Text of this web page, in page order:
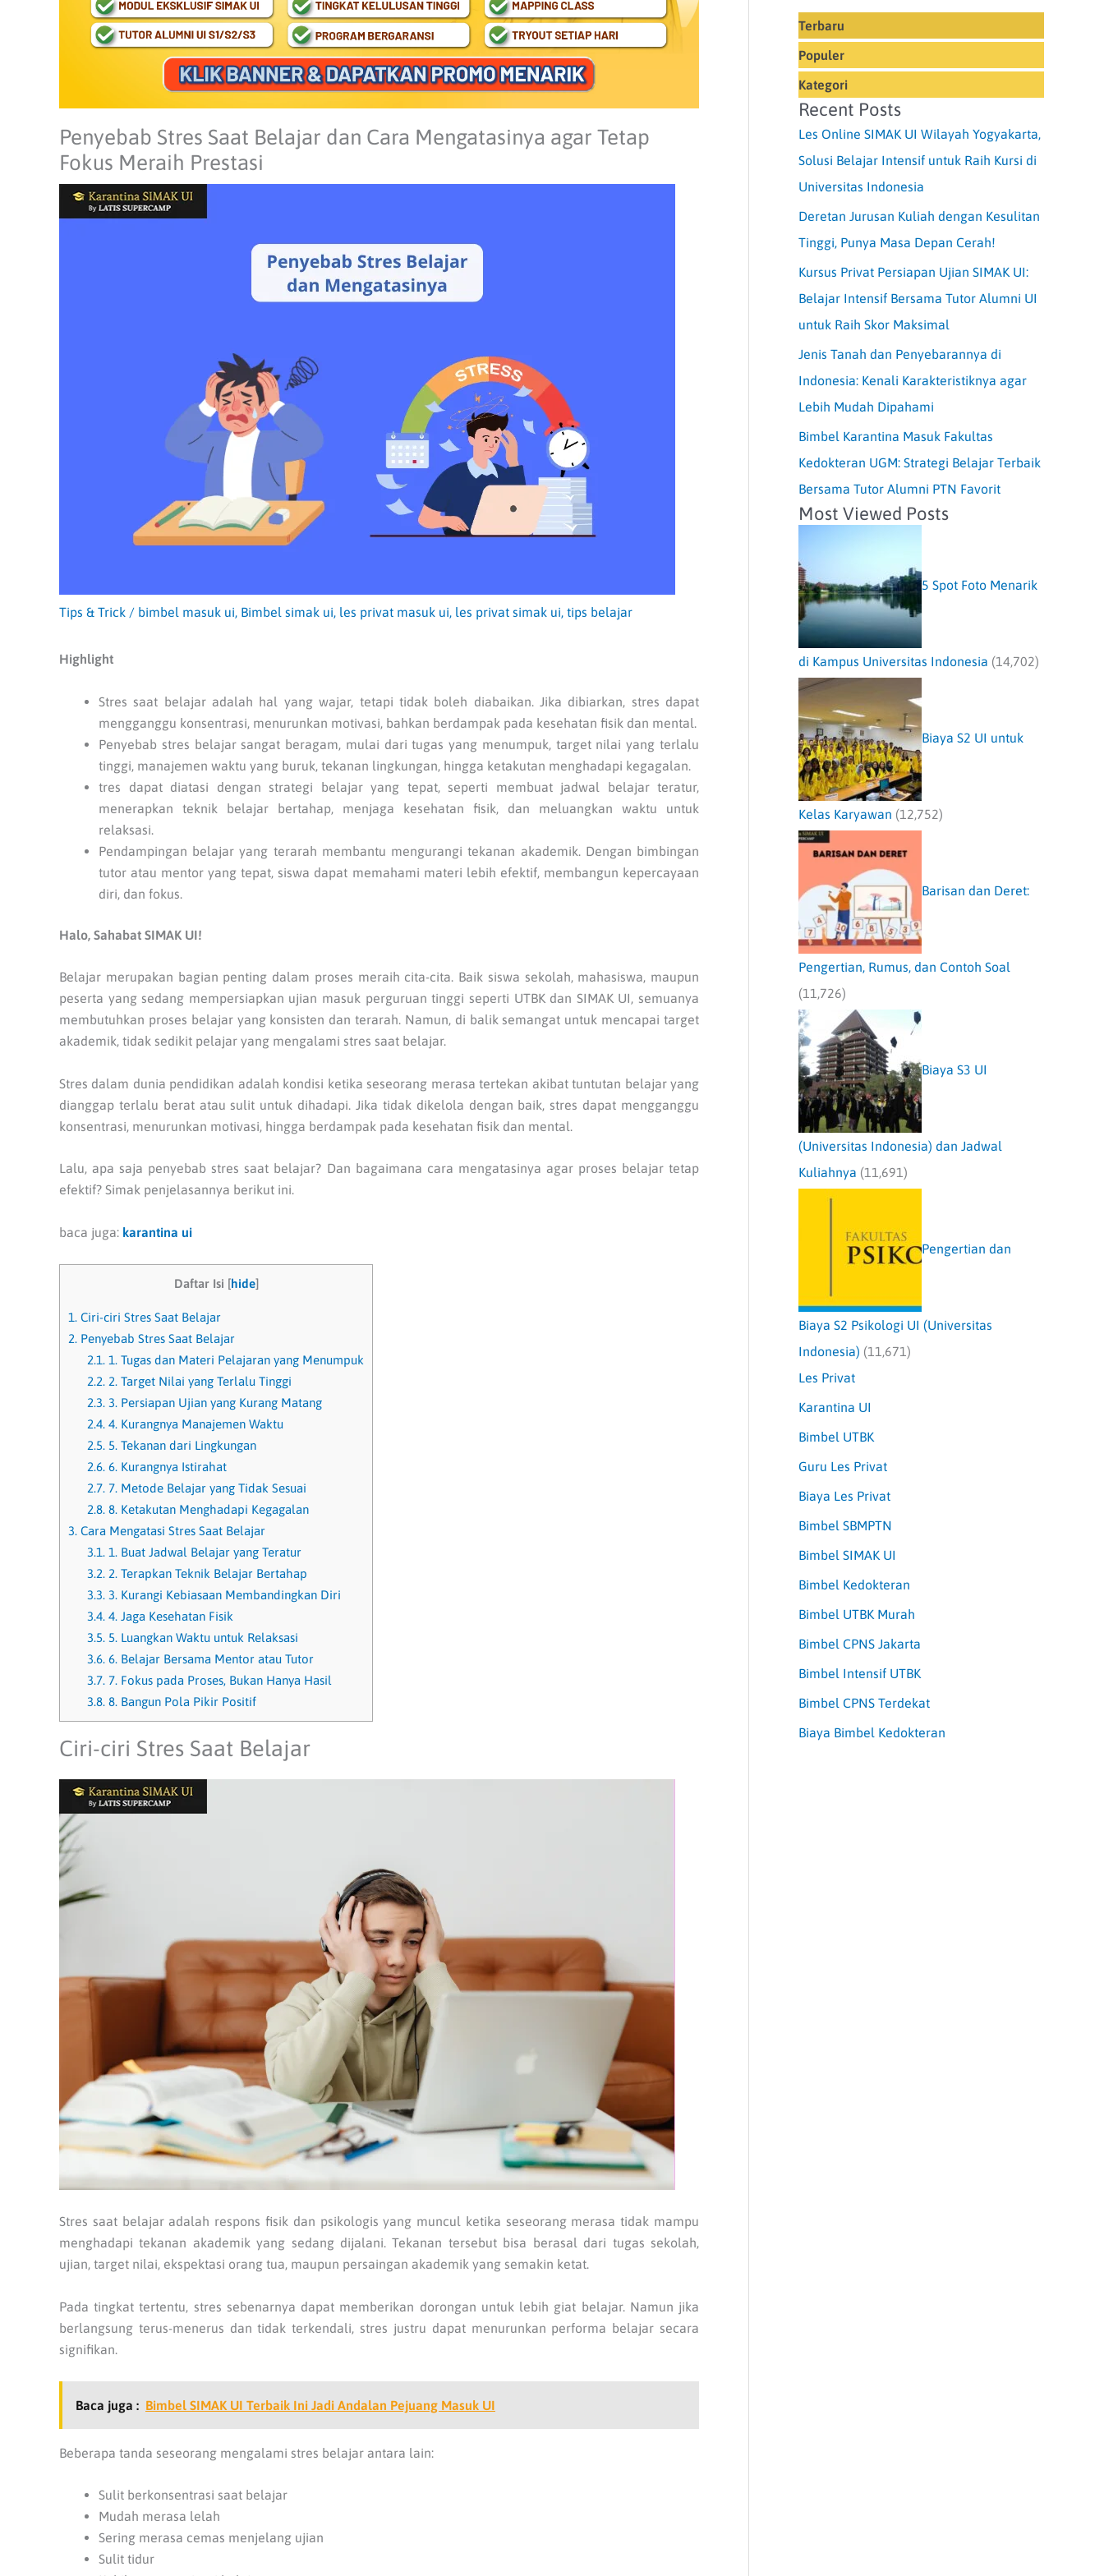
Penyebab Stres Saat Belajar dan Cara Mengatasinya agar Tetap
Fokus Meraih Prestasi
Tips & Trick / bimbel masuk ui, Bimbel simak ui, les privat masuk ui, les privat simak ui, tips belajar
Highlight
Stres saat belajar adalah hal yang wajar, tetapi tidak boleh diabaikan. Jika dibiarkan, stres dapat
mengganggu konsentrasi, menurunkan motivasi, bahkan berdampak pada kesehatan fisik dan mental.
Penyebab stres belajar sangat beragam, mulai dari tugas yang menumpuk, target nilai yang terlalu
tinggi, manajemen waktu yang buruk, tekanan lingkungan, hingga ketakutan menghadapi kegagalan.
tres dapat diatasi dengan strategi belajar yang tepat, seperti membuat jadwal belajar teratur,
menerapkan teknik belajar bertahap, menjaga kesehatan fisik, dan meluangkan waktu untuk
relaksasi.
Pendampingan belajar yang terarah membantu mengurangi tekanan akademik. Dengan bimbingan
tutor atau mentor yang tepat, siswa dapat memahami materi lebih efektif, membangun kepercayaan
diri, dan fokus.
Halo, Sahabat SIMAK UI!
Belajar merupakan bagian penting dalam proses meraih cita-cita. Baik siswa sekolah, mahasiswa, maupun
peserta yang sedang mempersiapkan ujian masuk perguruan tinggi seperti UTBK dan SIMAK UI, semuanya
membutuhkan proses belajar yang konsisten dan terarah. Namun, di balik semangat untuk mencapai target
akademik, tidak sedikit pelajar yang mengalami stres saat belajar.
Stres dalam dunia pendidikan adalah kondisi ketika seseorang merasa tertekan akibat tuntutan belajar yang
dianggap terlalu berat atau sulit untuk dihadapi. Jika tidak dikelola dengan baik, stres dapat mengganggu
konsentrasi, menurunkan motivasi, hingga berdampak pada kesehatan fisik dan mental.
Lalu, apa saja penyebab stres saat belajar? Dan bagaimana cara mengatasinya agar proses belajar tetap
efektif? Simak penjelasannya berikut ini.
baca juga: karantina ui
Daftar Isi [hide]
1. Ciri-ciri Stres Saat Belajar
2. Penyebab Stres Saat Belajar
2.1.1. Tugas dan Materi Pelajaran yang Menumpuk
2.2.2. Target Nilai yang Terlalu Tinggi
2.3.3. Persiapan Ujian yang Kurang Matang
2.4.4. Kurangnya Manajemen Waktu
2.5.5. Tekanan dari Lingkungan
2.6.6. Kurangnya Istirahat
2.7.7. Metode Belajar yang Tidak Sesuai
2.8.8. Ketakutan Menghadapi Kegagalan
3. Cara Mengatasi Stres Saat Belajar
3.1.1. Buat Jadwal Belajar yang Teratur
3.2.2. Terapkan Teknik Belajar Bertahap
3.3.3. Kurangi Kebiasaan Membandingkan Diri
3.4.4. Jaga Kesehatan Fisik
3.5.5. Luangkan Waktu untuk Relaksasi
3.6.6. Belajar Bersama Mentor atau Tutor
3.7.7. Fokus pada Proses, Bukan Hanya Hasil
3.8.8. Bangun Pola Pikir Positif
Ciri-ciri Stres Saat Belajar
Stres saat belajar adalah respons fisik dan psikologis yang muncul ketika seseorang merasa tidak mampu
menghadapi tekanan akademik yang sedang dijalani. Tekanan tersebut bisa berasal dari tugas sekolah,
ujian, target nilai, ekspektasi orang tua, maupun persaingan akademik yang semakin ketat.
Pada tingkat tertentu, stres sebenarnya dapat memberikan dorongan untuk lebih giat belajar. Namun jika
berlangsung terus-menerus dan tidak terkendali, stres justru dapat menurunkan performa belajar secara
signifikan.
Baca juga : Bimbel SIMAK UI Terbaik Ini Jadi Andalan Pejuang Masuk UI
Beberapa tanda seseorang mengalami stres belajar antara lain:
Sulit berkonsentrasi saat belajar
Mudah merasa lelah
Sering merasa cemas menjelang ujian
Sulit tidur
Terbaru
Populer
Kategori
Recent Posts
Les Online SIMAK UI Wilayah Yogyakarta,
Solusi Belajar Intensif untuk Raih Kursi di
Universitas Indonesia
Deretan Jurusan Kuliah dengan Kesulitan
Tinggi, Punya Masa Depan Cerah!
Kursus Privat Persiapan Ujian SIMAK UI:
Belajar Intensif Bersama Tutor Alumni UI
untuk Raih Skor Maksimal
Jenis Tanah dan Penyebarannya di
Indonesia: Kenali Karakteristiknya agar
Lebih Mudah Dipahami
Bimbel Karantina Masuk Fakultas
Kedokteran UGM: Strategi Belajar Terbaik
Bersama Tutor Alumni PTN Favorit
Most Viewed Posts
5 Spot Foto Menarik
di Kampus Universitas Indonesia (14,702)
Biaya S2 UI untuk
Kelas Karyawan (12,752)
Barisan dan Deret:
Pengertian, Rumus, dan Contoh Soal
(11,726)
Biaya S3 UI
(Universitas Indonesia) dan Jadwal
Kuliahnya (11,691)
Pengertian dan
Biaya S2 Psikologi UI (Universitas
Indonesia) (11,671)
Les Privat
Karantina UI
Bimbel UTBK
Guru Les Privat
Biaya Les Privat
Bimbel SBMPTN
Bimbel SIMAK UI
Bimbel Kedokteran
Bimbel UTBK Murah
Bimbel CPNS Jakarta
Bimbel Intensif UTBK
Bimbel CPNS Terdekat
Biaya Bimbel Kedokteran